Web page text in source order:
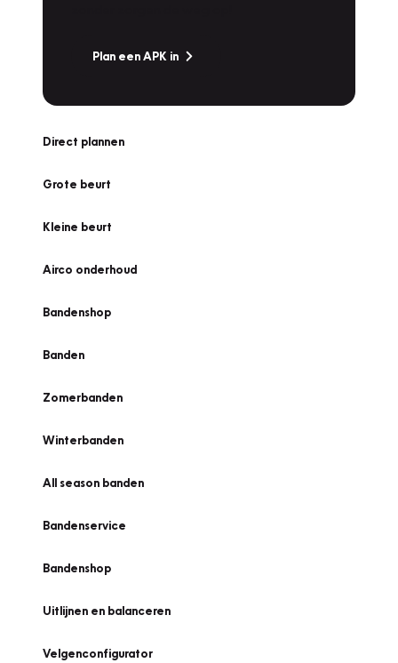
Plan een APK in
Direct plannen
Grote beurt
Kleine beurt
Airco onderhoud
Bandenshop
Banden
Zomerbanden
Winterbanden
All season banden
Bandenservice
Bandenshop
Uitlijnen en balanceren
Velgenconfigurator